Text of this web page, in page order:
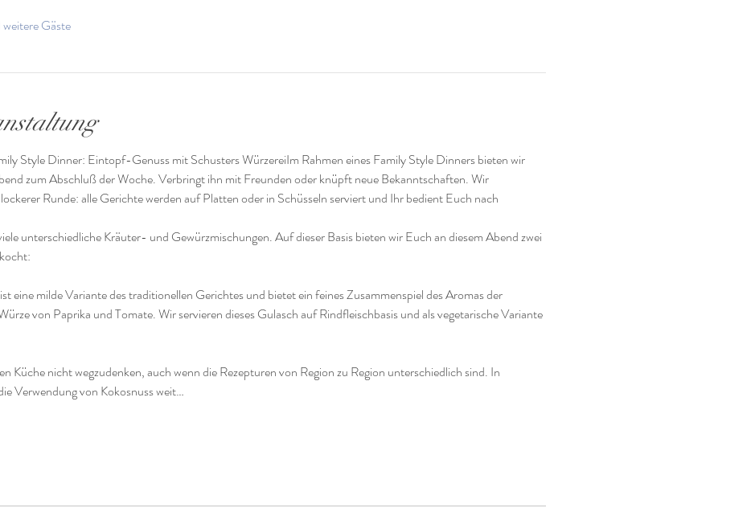
weitere Gäste
Style Dinner: Eintopf-Genuss mit Schusters WürzereiIm Rahmen eines Family Style Dinners bieten wir
zum Abschluß der Woche. Verbringt ihn mit Freunden oder knüpft neue Bekanntschaften. Wir
Runde: alle Gerichte werden auf Platten oder in Schüsseln serviert und Ihr bedient Euch nach
unterschiedliche Kräuter- und Gewürzmischungen. Auf dieser Basis bieten wir Euch an diesem Abend zwei
eine milde Variante des traditionellen Gerichtes und bietet ein feines Zusammenspiel des Aromas der
von Paprika und Tomate. Wir servieren dieses Gulasch auf Rindfleischbasis und als vegetarische Variante
Küche nicht wegzudenken, auch wenn die Rezepturen von Region zu Region unterschiedlich sind. In
Verwendung von Kokosnuss weit…